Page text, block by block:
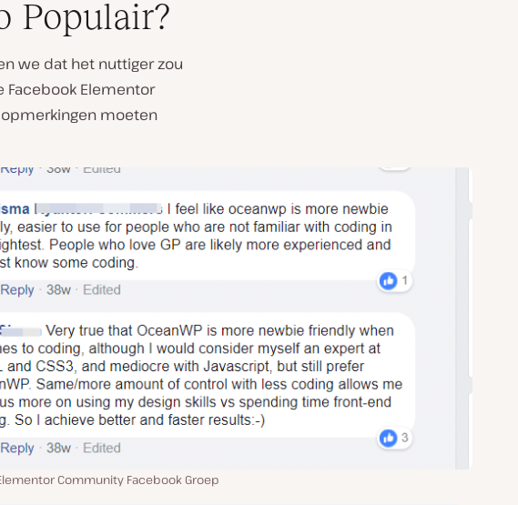
Populair?
we dat het nuttiger zou
Facebook Elementor
moeten
Community Facebook Groep